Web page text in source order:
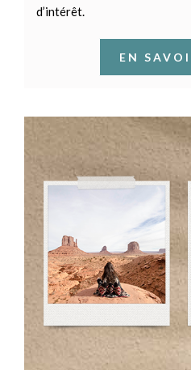
d’intérêt.
EN